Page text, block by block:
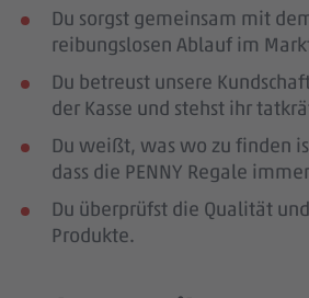
Du sorgst gemeinsam mit
reibungslosen Ablauf im
Du betreust unsere
der Kasse und stehst ihr
Du weißt, was wo zu finden
dass die PENNY Regale
Du überprüfst die Qualität
Produkte.